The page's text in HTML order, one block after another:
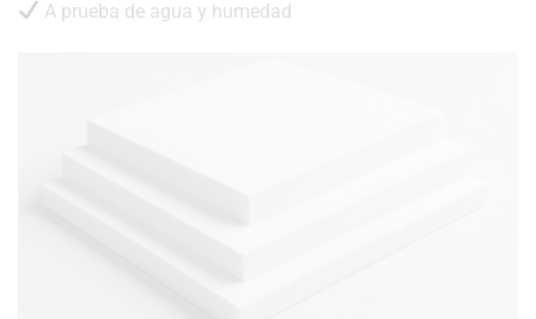
A prueba de agua y humedad